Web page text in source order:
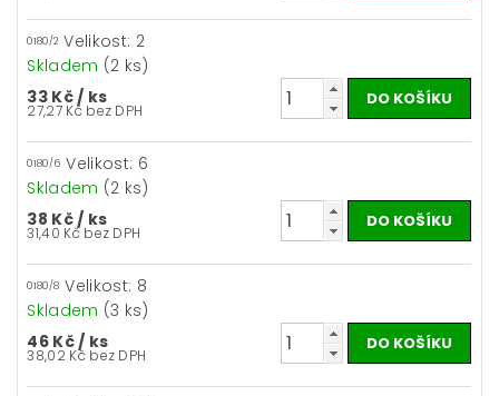
0180/2 Velikost: 2
Skladem (2 ks)
33 Kč/ ks
27,27 Kč bez DPH
0180/6 Velikost: 6
Skladem (2 ks)
38 Kč/ ks
31,40 Kč bez DPH
0180/8 Velikost: 8
Skladem (3 ks)
46 Kč/ ks
38,02 Kč bez DPH